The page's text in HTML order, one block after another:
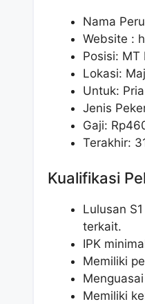
Nama
Website :
Posisi: MT
Lokasi:
Untuk:
Jenis
Gaji: Rp
Terakhir:
Kualifikasi
Lulusan
terkait.
IPK
Memiliki
Memiliki